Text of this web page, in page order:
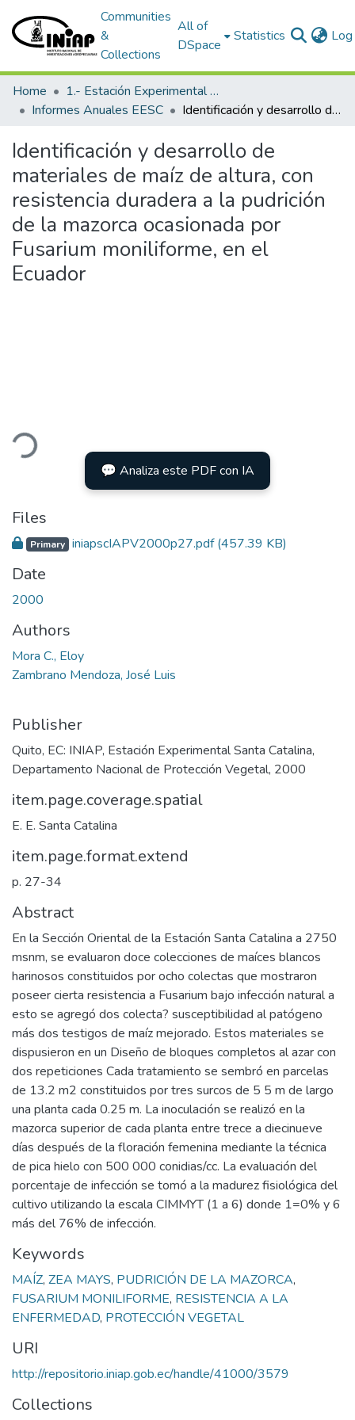
Communities
&
Collections
All of
DSpace
Statistics
Home
1.- Estación Experimental Santa Catalina
Informes Anuales EESC
Identificación y desarrollo de materiales de maíz de altura, con resistencia duradera a la pudrición de la mazorca ocasionada por Fusarium moniliforme, en el Ecuador
Identificación y desarrollo de
materiales de maíz de altura, con
resistencia duradera a la pudrición
de la mazorca ocasionada por
Fusarium moniliforme, en el
Ecuador
💬 Analiza este PDF con IA
Files
Primary iniapscIAPV2000p27.pdf(457.39 KB)
Date
2000
Authors
Mora C., Eloy
Zambrano Mendoza, José Luis
Publisher
Quito, EC: INIAP, Estación Experimental Santa Catalina,
Departamento Nacional de Protección Vegetal, 2000
item.page.coverage.spatial
E. E. Santa Catalina
item.page.format.extend
p. 27-34
Abstract
En la Sección Oriental de la Estación Santa Catalina a 2750
msnm, se evaluaron doce colecciones de maíces blancos
harinosos constituidos por ocho colectas que mostraron
poseer cierta resistencia a Fusarium bajo infección natural a
esto se agregó dos colecta? susceptibilidad al patógeno
más dos testigos de maíz mejorado. Estos materiales se
dispusieron en un Diseño de bloques completos al azar con
dos repeticiones Cada tratamiento se sembró en parcelas
de 13.2 m2 constituidos por tres surcos de 5 5 m de largo
una planta cada 0.25 m. La inoculación se realizó en la
mazorca superior de cada planta entre trece a diecinueve
días después de la floración femenina mediante la técnica
de pica hielo con 500 000 conidias/cc. La evaluación del
porcentaje de infección se tomó a la madurez fisiológica del
cultivo utilizando la escala CIMMYT (1 a 6) donde 1=0% y 6
más del 76% de infección.
Keywords
MAÍZ, ZEA MAYS, PUDRICIÓN DE LA MAZORCA,
FUSARIUM MONILIFORME, RESISTENCIA A LA
ENFERMEDAD, PROTECCIÓN VEGETAL
URI
http://repositorio.iniap.gob.ec/handle/41000/3579
Collections